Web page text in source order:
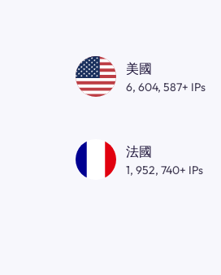
美國
6, 604, 587+ IPs
法國
1, 952, 740+ IPs